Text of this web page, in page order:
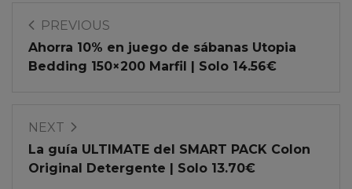
PREVIOUS
Ahorra 10% en juego de sábanas Utopia
Bedding 150×200 Marfil | Solo 14.56€
NEXT
La guía ULTIMATE del SMART PACK Colon
Original Detergente | Solo 13.70€